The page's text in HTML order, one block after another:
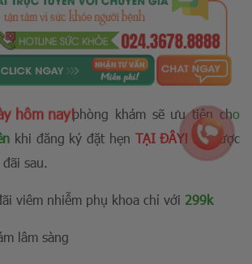
hôm nay!phòng khám sẽ ưu tiên cho
khi đăng ký đặt hẹn TẠI ĐÂY! Sẽ được
sau.
viêm nhiễm phụ khoa chỉ với 299k
lâm sàng